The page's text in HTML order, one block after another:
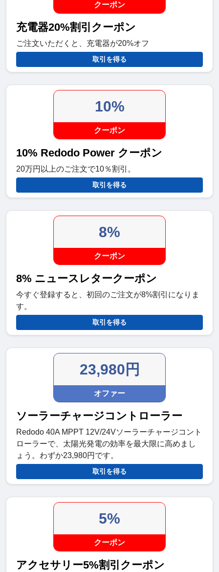
クーポン
充電器20%割引クーポン
ご注文いただくと、充電器が20%オフ
取引を得る
10%
クーポン
10% Redodo Power クーポン
20万円以上のご注文で10％割引。
取引を得る
8%
クーポン
8% ニュースレタークーポン
今すぐ登録すると、初回のご注文が8%割引になりま
す。
取引を得る
23,980円
オファー
ソーラーチャージコントローラー
Redodo 40A MPPT 12V/24Vソーラーチャージコント
ローラーで、太陽光発電の効率を最大限に高めまし
ょう。わずか23,980円です。
取引を得る
5%
クーポン
アクセサリー5%割引クーポン